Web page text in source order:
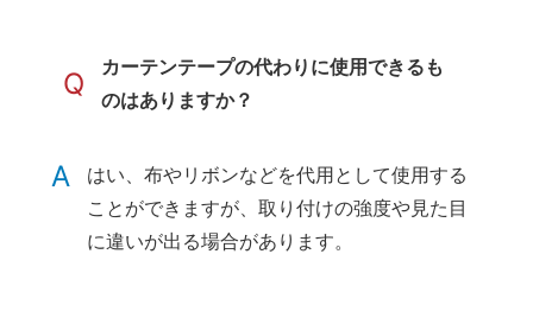
Q
カーテンテープの代わりに使用できるも
のはありますか？
A
はい、布やリボンなどを代用として使用する
ことができますが、取り付けの強度や見た目
に違いが出る場合があります。